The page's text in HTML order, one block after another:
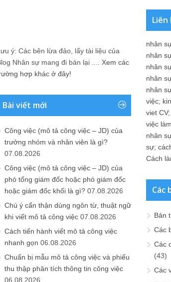
ý: Các bên lừa đảo, lấy tài liệu của
Nhân sự mang đi bán lại .... Xem các
hợp khác ở đây!
Bài viết mới
Công việc (mô tả công việc – JD) của
trưởng nhóm và nhân viên là gì?
07.08.2026
Công việc (mô tả công việc – JD) của
phó tổng giám đốc hoặc phó giám đốc
hoặc giám đốc khối là gì? 07.08.2026
Chú ý cẩn thận dùng ngôn từ, thuật ngữ
khi viết mô tả công việc 07.08.2026
Cách tiến hành viết mô tả công việc
nhanh gọn 06.08.2026
Chuẩn bị mẫu mô tả công việc và phiếu
thu thập phân tích thông tin công việc
06.08.2026
Liên
nhân
nhân
nhân
nhân
nhân
việc;
viet CV;
việc
nhân
sự;
Cách
Các
Bản
Các
Các
(43)
Các